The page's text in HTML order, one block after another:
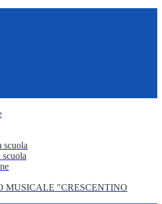
scuola
scuola
MUSICALE "CRESCENTINO